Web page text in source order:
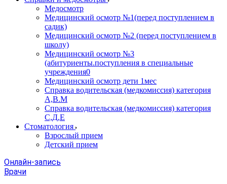
Медосмотр
Медицинский осмотр №1(перед поступлением в
садик)
Медицинский осмотр №2 (перед поступлением в
школу)
Медицинский осмотр №3
(абитуриенты.поступления в специальные
учреждения0
Медицинский осмотр дети 1мес
Справка водительская (медкомиссия) категория
А,В.М
Справка водительская (медкомиссия) категория
С,Д,Е
Стоматология
Взрослый прием
Детский прием
Онлайн-запись
Врачи